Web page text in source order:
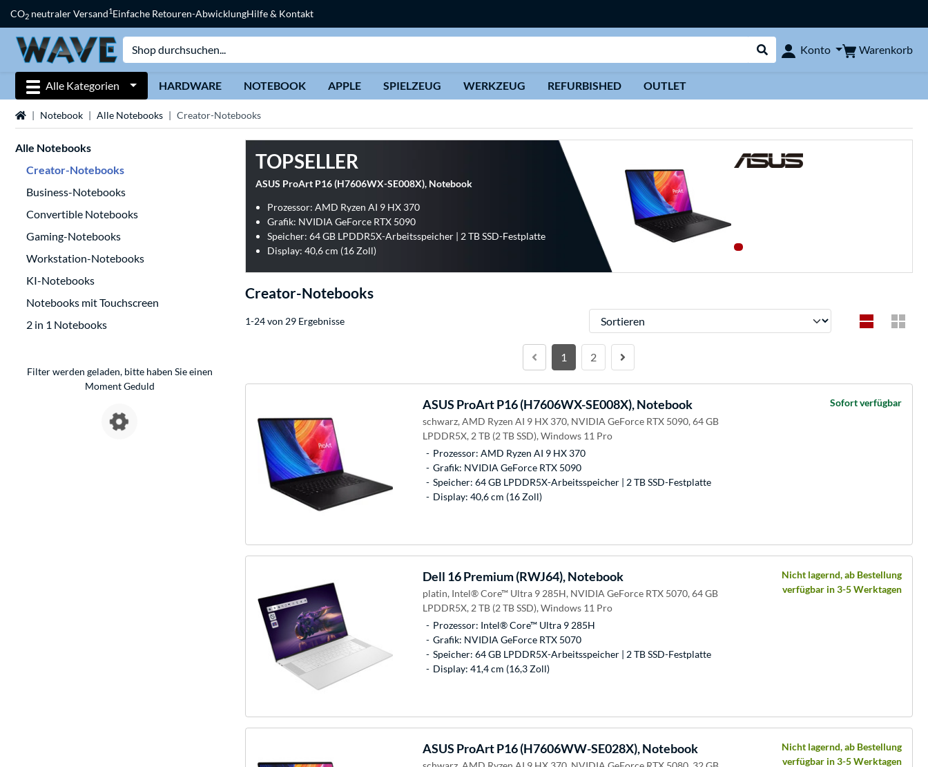
CO2 neutraler Versand1Einfache Retouren-AbwicklungHilfe & Kontakt
Suche durchführen
Konto Warenkorb
Alle Kategorien HARDWARE NOTEBOOK APPLE SPIELZEUG WERKZEUG REFURBISHED OUTLET
StartseiteNotebook Alle Notebooks Creator-Notebooks
Alle Notebooks
Creator-Notebooks
Business-Notebooks
Convertible Notebooks
Gaming-Notebooks
Workstation-Notebooks
KI-Notebooks
Notebooks mit Touchscreen
2 in 1 Notebooks
Filter werden geladen, bitte haben Sie einen
Moment Geduld
TOPSELLER
ASUS ProArt P16 (H7606WX-SE008X), Notebook
Prozessor: AMD Ryzen AI 9 HX 370
Grafik: NVIDIA GeForce RTX 5090
Speicher: 64 GB LPDDR5X-Arbeitsspeicher | 2 TB SSD-Festplatte
Display: 40,6 cm (16 Zoll)
Creator-Notebooks
1-24 von 29 Ergebnisse Sortieren
1 2
ASUS ProArt P16 (H7606WX-SE008X), Notebook
schwarz, AMD Ryzen AI 9 HX 370, NVIDIA GeForce RTX 5090, 64 GB
LPDDR5X, 2 TB (2 TB SSD), Windows 11 Pro
Prozessor: AMD Ryzen AI 9 HX 370
Grafik: NVIDIA GeForce RTX 5090
Speicher: 64 GB LPDDR5X-Arbeitsspeicher | 2 TB SSD-Festplatte
Display: 40,6 cm (16 Zoll)
Sofort verfügbar
Dell 16 Premium (RWJ64), Notebook
platin, Intel® Core™ Ultra 9 285H, NVIDIA GeForce RTX 5070, 64 GB
LPDDR5X, 2 TB (2 TB SSD), Windows 11 Pro
Prozessor: Intel® Core™ Ultra 9 285H
Grafik: NVIDIA GeForce RTX 5070
Speicher: 64 GB LPDDR5X-Arbeitsspeicher | 2 TB SSD-Festplatte
Display: 41,4 cm (16,3 Zoll)
Nicht lagernd, ab Bestellung
verfügbar in 3-5 Werktagen
ASUS ProArt P16 (H7606WW-SE028X), Notebook
Nicht lagernd, ab Bestellung
verfügbar in 3-5 Werktagen